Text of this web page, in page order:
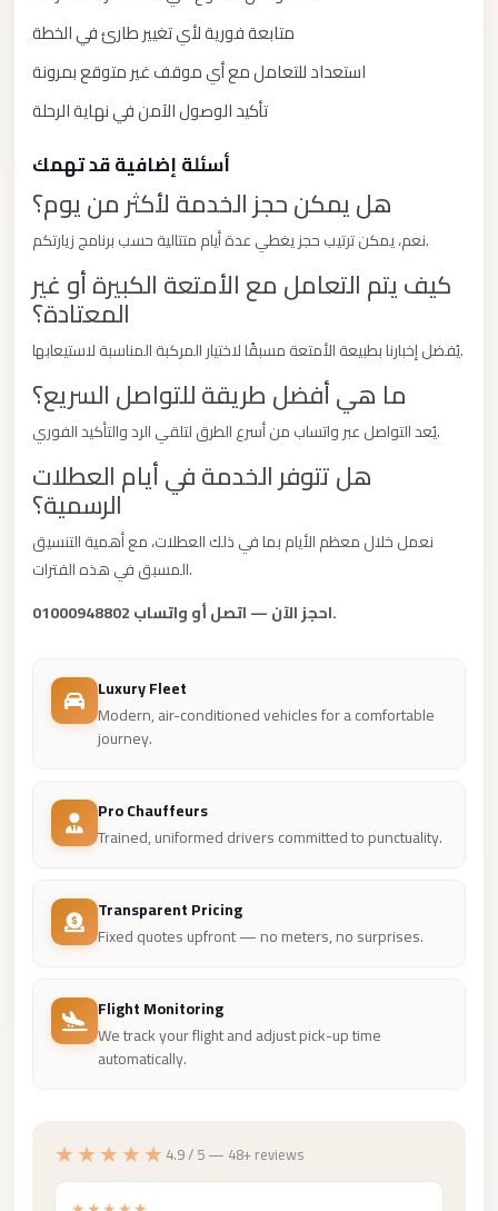
متابعة فورية لأي تغيير طارئ في الخطة
استعداد للتعامل مع أي موقف غير متوقع بمرونة
تأكيد الوصول الآمن في نهاية الرحلة
أسئلة إضافية قد تهمك
هل يمكن حجز الخدمة لأكثر من يوم؟
نعم، يمكن ترتيب حجز يغطي عدة أيام متتالية حسب برنامج زيارتكم.
كيف يتم التعامل مع الأمتعة الكبيرة أو غير
المعتادة؟
يُفضل إخبارنا بطبيعة الأمتعة مسبقًا لاختيار المركبة المناسبة لاستيعابها.
ما هي أفضل طريقة للتواصل السريع؟
يُعد التواصل عبر واتساب من أسرع الطرق لتلقي الرد والتأكيد الفوري.
هل تتوفر الخدمة في أيام العطلات
الرسمية؟
نعمل خلال معظم الأيام بما في ذلك العطلات، مع أهمية التنسيق
المسبق في هذه الفترات.
احجز الآن — اتصل أو واتساب 01000948802.
Luxury Fleet
Modern, air-conditioned vehicles for a comfortable
journey.
Pro Chauffeurs
Trained, uniformed drivers committed to punctuality.
Transparent Pricing
Fixed quotes upfront — no meters, no surprises.
Flight Monitoring
We track your flight and adjust pick-up time
automatically.
★★★★★ 4.9 / 5 — 48+ reviews
Capital
Limousine
Nasr
Taxi
Nasr
Limousine
Service
Nasr
Limousine
Mohandessin
Taxi
Mercedes
Limousine
Mercedes
Rental
Marsa
Marsa
Limousine
Mansoura
Mansoura
Limousine